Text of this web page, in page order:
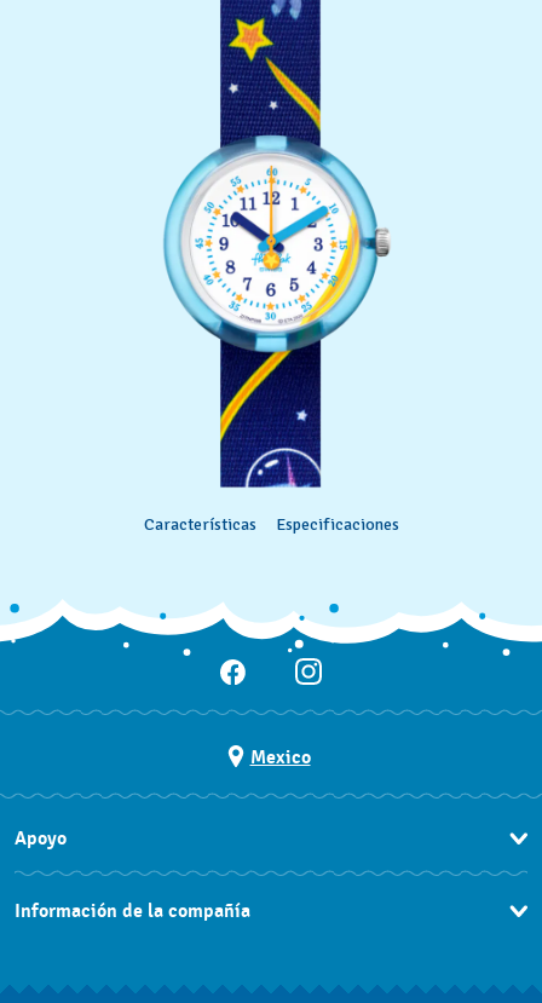
Características Especificaciones
Mexico
Apoyo
Preguntas Frecuentes
Información de la compañía